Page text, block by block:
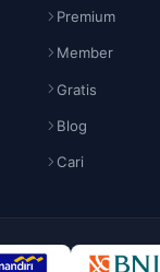
Premium
Member
Gratis
Blog
Cari